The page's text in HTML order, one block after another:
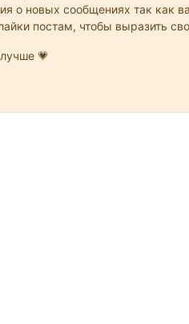
о новых сообщениях так как
постам, чтобы выразить
💗